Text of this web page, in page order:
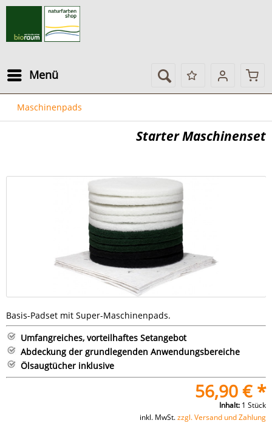
Menü
Maschinenpads
Starter Maschinenset
Basis-Padset mit Super-Maschinenpads.
Umfangreiches, vorteilhaftes Setangebot
Abdeckung der grundlegenden Anwendungsbereiche
Ölsaugtücher inklusive
56,90 € *
Inhalt: 1 Stück
inkl. MwSt.zzgl. Versand und Zahlung